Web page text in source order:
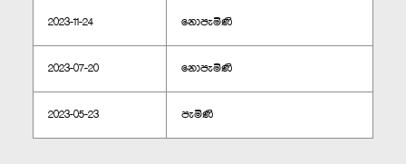
2023-11-24 නොපැමිණි
2023-07-20 නොපැමිණි
2023-05-23 පැමිණි